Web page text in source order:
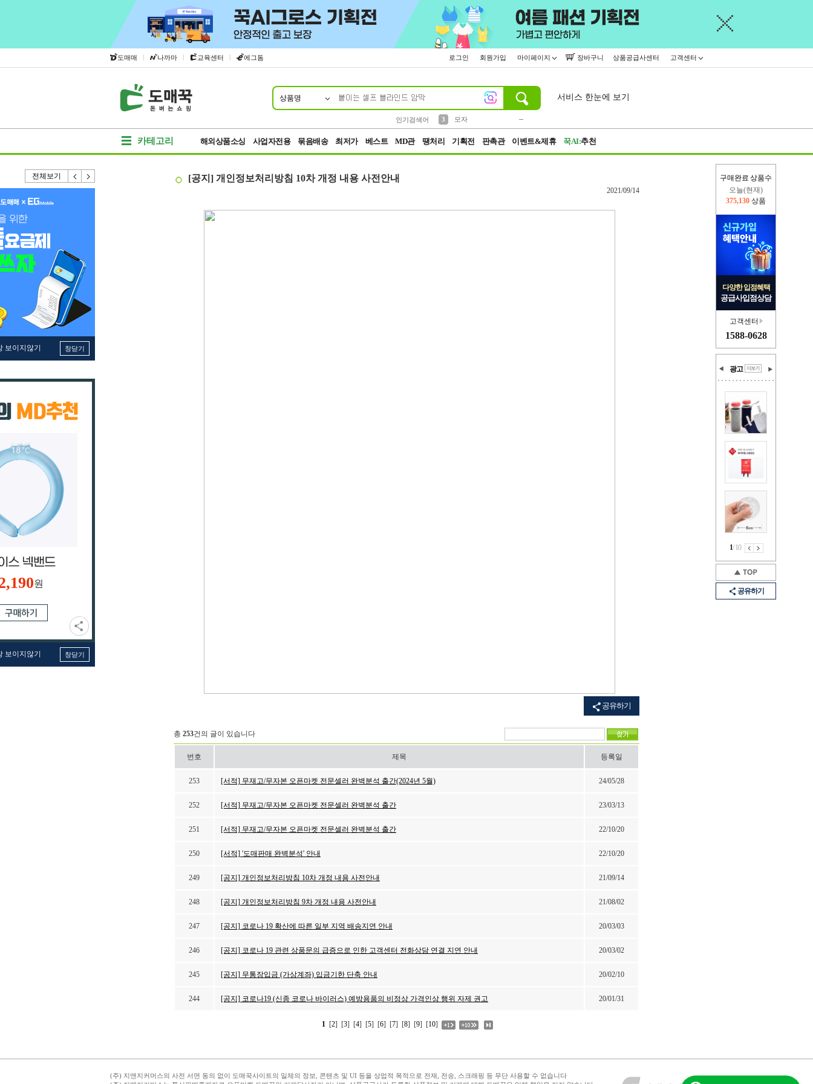
도매매 | 나까마 | 교육센터 | 에그돔 로그인 회원가입 마이페이지 장바구니 상품공급사센터 고객센터
상품명
인기검색어
3
모자
서비스 한눈에 보기
카테고리 해외상품소싱 사업자전용 묶음배송 최저가 베스트 MD관 땡처리 기획전 판촉관 이벤트&제휴 꾹AI:추천
전체보기
보이지않기 창닫기
원
보이지않기 창닫기
구매완료 상품수
오늘(현재)
375,130 상품
다양한 입점혜택
공급사입점상담
고객센터
1588-0628
광고
1/10
공유하기
[공지] 개인정보처리방침 10차 개정 내용 사전안내
2021/09/14
공유하기
총 253건의 글이 있습니다
번호 제목 등록일
253 [서적] 무재고/무자본 오픈마켓 전문셀러 완벽분석 출간(2024년 5월) 24/05/28
252 [서적] 무재고/무자본 오픈마켓 전문셀러 완벽분석 출간 23/03/13
251 [서적] 무재고/무자본 오픈마켓 전문셀러 완벽분석 출간 22/10/20
250 [서적] '도매판매 완벽분석' 안내 22/10/20
249 [공지] 개인정보처리방침 10차 개정 내용 사전안내 21/09/14
248 [공지] 개인정보처리방침 9차 개정 내용 사전안내 21/08/02
247 [공지] 코로나 19 확산에 따른 일부 지역 배송지연 안내 20/03/03
246 [공지] 코로나 19 관련 상품문의 급증으로 인한 고객센터 전화상담 연결 지연 안내 20/03/02
245 [공지] 무통장입금 (가상계좌) 입금기한 단축 안내 20/02/10
244 [공지] 코로나19 (신종 코로나 바이러스) 예방용품의 비정상 가격인상 행위 자제 권고 20/01/31
1 [2] [3] [4] [5] [6] [7] [8] [9] [10]
(주) 지앤지커머스의 사전 서면 동의 없이 도매꾹사이트의 일체의 정보, 콘텐츠 및 UI 등을 상업적 목적으로 전재, 전송, 스크래핑 등 무단 사용할 수 없습니다